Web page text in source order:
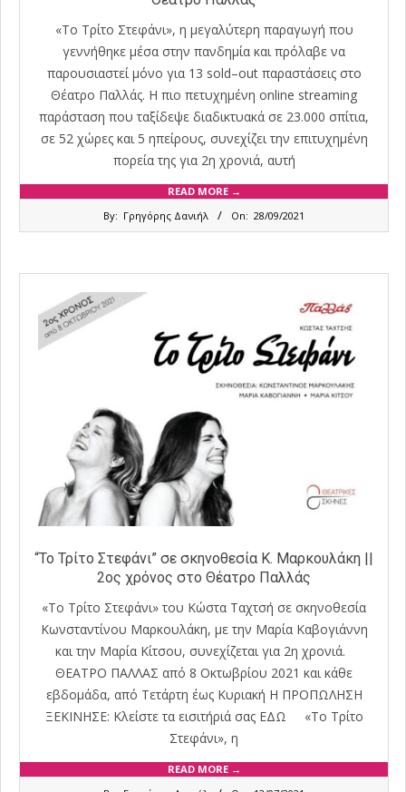
«Το Τρίτο Στεφάνι», η μεγαλύτερη παραγωγή που
γεννήθηκε μέσα στην πανδημία και πρόλαβε να
παρουσιαστεί μόνο για 13 sold–out παραστάσεις στο
Θέατρο Παλλάς. Η πιο πετυχημένη online streaming
παράσταση που ταξίδεψε διαδικτυακά σε 23.000 σπίτια,
σε 52 χώρες και 5 ηπείρους, συνεχίζει την επιτυχημένη
πορεία της για 2η χρονιά, αυτή
READ MORE →
By: Γρηγόρης Δανιήλ On: 28/09/2021
“Το Τρίτο Στεφάνι” σε σκηνοθεσία Κ. Μαρκουλάκη ||
2ος χρόνος στο Θέατρο Παλλάς
«Το Τρίτο Στεφάνι» του Κώστα Ταχτσή σε σκηνοθεσία
Κωνσταντίνου Μαρκουλάκη, με την Μαρία Καβογιάννη
και την Μαρία Κίτσου, συνεχίζεται για 2η χρονιά.
ΘΕΑΤΡΟ ΠΑΛΛΑΣ από 8 Οκτωβρίου 2021 και κάθε
εβδομάδα, από Τετάρτη έως Κυριακή Η ΠΡΟΠΩΛΗΣΗ
ΞΕΚΙΝΗΣΕ: Κλείστε τα εισιτήριά σας ΕΔΩ «Το Τρίτο
Στεφάνι», η
READ MORE →